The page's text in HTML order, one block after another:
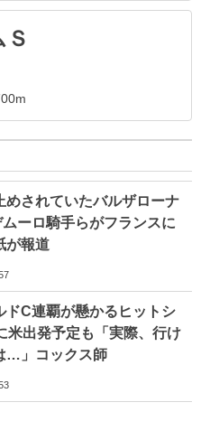
めされていたバルザローナ
ーロ騎手らがフランスに
報道
ドC連覇が懸かるヒットシ
米出発予定も「実際、行け
…」コックス師